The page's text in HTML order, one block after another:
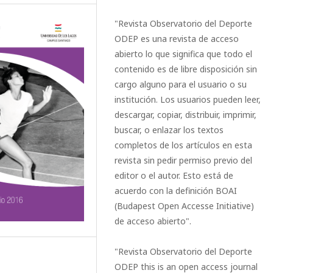
"Revista Observatorio del Deporte
ODEP es una revista de acceso
abierto lo que significa que todo el
contenido es de libre disposición sin
cargo alguno para el usuario o su
institución. Los usuarios pueden leer,
descargar, copiar, distribuir, imprimir,
buscar, o enlazar los textos
completos de los artículos en esta
revista sin pedir permiso previo del
editor o el autor. Esto está de
acuerdo con la definición BOAI
(Budapest Open Accesse Initiative)
de acceso abierto".
"Revista Observatorio del Deporte
ODEP this is an open access journal